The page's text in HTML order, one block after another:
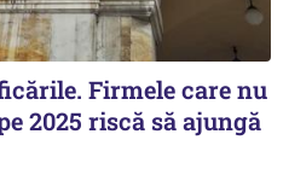
Firmele care nu
2025 riscă să ajungă